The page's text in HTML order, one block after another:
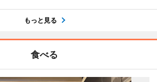
もっと見る
食べる